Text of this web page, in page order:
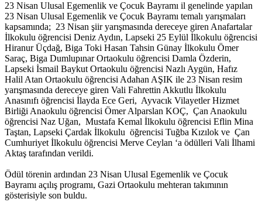
23 Nisan Ulusal Egemenlik ve Çocuk Bayramı il genelinde yapılan
23 Nisan Ulusal Egemenlik ve Çocuk Bayramı temalı yarışmaları
kapsamında; 23 Nisan şiir yarışmasında dereceye giren Anafartalar
İlkokulu öğrencisi Deniz Aydın, Lapseki 25 Eylül İlkokulu öğrencisi
Hiranur Üçdağ, Biga Toki Hasan Tahsin Günay İlkokulu Ömer
Saraç, Biga Dumlupınar Ortaokulu öğrencisi Damla Özderin,
Lapseki İsmail Baykut Ortaokulu öğrencisi Nazlı Aygün, Hafız
Halil Atan Ortaokulu öğrencisi Adahan AŞIK ile 23 Nisan resim
yarışmasında dereceye giren Vali Fahrettin Akkutlu İlkokulu
Anasınıfı öğrencisi İlayda Ece Geri, Ayvacık Vilayetler Hizmet
Birliği Anaokulu öğrencisi Ömer Alparslan KOÇ, Çan Anaokulu
öğrencisi Naz Uğan, Mustafa Kemal İlkokulu öğrencisi Eflin Mina
Taştan, Lapseki Çardak İlkokulu öğrencisi Tuğba Kızılok ve Çan
Cumhuriyet İlkokulu öğrencisi Merve Ceylan ‘a ödülleri Vali İlhami
Aktaş tarafından verildi.
Ödül törenin ardından 23 Nisan Ulusal Egemenlik ve Çocuk
Bayramı açılış programı, Gazi Ortaokulu mehteran takımının
gösterisiyle son buldu.